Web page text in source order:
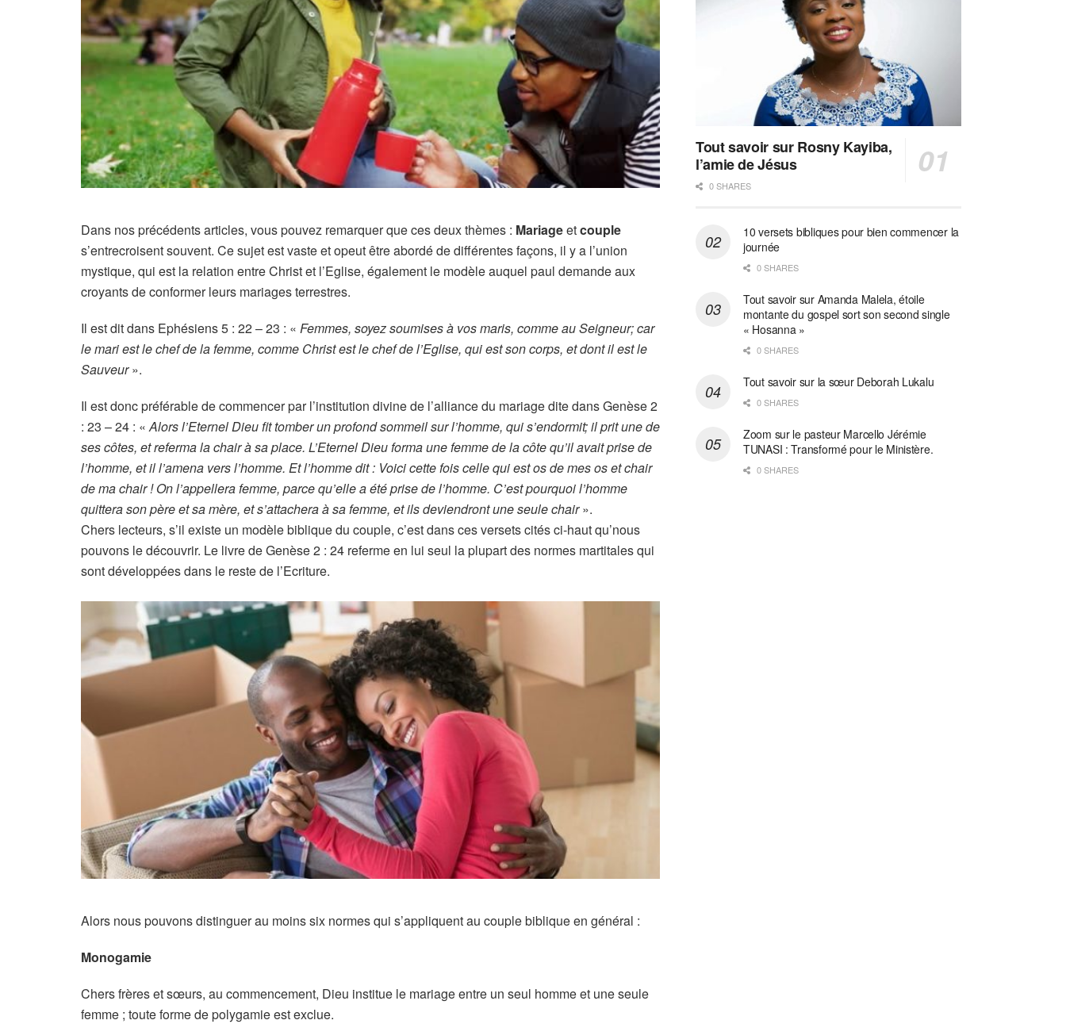
Dans nos précédents articles, vous pouvez remarquer que ces deux thèmes : Mariageetcouple
s’entrecroisent souvent. Ce sujet est vaste et opeut être abordé de différentes façons, il y a l’union
mystique, qui est la relation entre Christ et l’Eglise, également le modèle auquel paul demande aux
croyants de conformer leurs mariages terrestres.
Il est dit dans Ephésiens 5 : 22 – 23 : « Femmes, soyez soumises à vos maris, comme au Seigneur; car
le mari est le chef de la femme, comme Christ est le chef de l’Eglise, qui est son corps, et dont il est le
Sauveur».
Il est donc préférable de commencer par l’institution divine de l’alliance du mariage dite dans Genèse 2
: 23 – 24 : «Alors l’Eternel Dieu fit tomber un profond sommeil sur l’homme, qui s’endormit; il prit une de
ses côtes, et referma la chair à sa place. L’Eternel Dieu forma une femme de la côte qu’il avait prise de
l’homme, et il l’amena vers l’homme. Et l’homme dit : Voici cette fois celle qui est os de mes os et chair
de ma chair ! On l’appellera femme, parce qu’elle a été prise de l’homme. C’est pourquoi l’homme
quittera son père et sa mère, et s’attachera à sa femme, et ils deviendront une seule chair».
Chers lecteurs, s’il existe un modèle biblique du couple, c’est dans ces versets cités ci-haut qu’nous
pouvons le découvrir. Le livre de Genèse 2 : 24 referme en lui seul la plupart des normes martitales qui
sont développées dans le reste de l’Ecriture.
Alors nous pouvons distinguer au moins six normes qui s’appliquent au couple biblique en général :
Monogamie
Chers frères et sœurs, au commencement, Dieu institue le mariage entre un seul homme et une seule
femme ; toute forme de polygamie est exclue.
Tout savoir sur Rosny Kayiba,
l’amie de Jésus
0 SHARES
10 versets bibliques pour bien commencer la
journée
0 SHARES
Tout savoir sur Amanda Malela, étoile
montante du gospel sort son second single
« Hosanna »
0 SHARES
Tout savoir sur la sœur Deborah Lukalu
0 SHARES
Zoom sur le pasteur Marcello Jérémie
TUNASI : Transformé pour le Ministère.
0 SHARES